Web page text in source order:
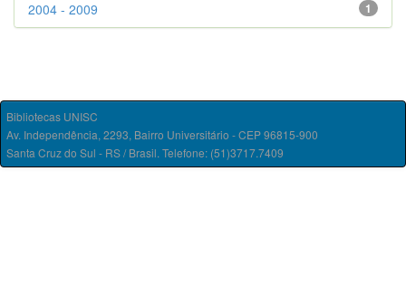
1
2004 - 2009
Bibliotecas UNISC
Av. Independência, 2293, Bairro Universitário - CEP 96815-900
Santa Cruz do Sul - RS / Brasil. Telefone: (51)3717.7409